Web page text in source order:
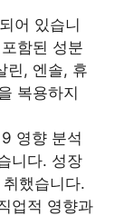
어 있습니
함된 성분
린, 엔솔, 휴
복용하지
영향 분석
니다. 성장
했습니다.
업적 영향과